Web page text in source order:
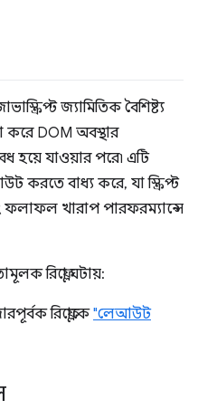
জ্যামিতিক বৈশিষ্ট্য
করে DOM অবস্থার
হয়ে যাওয়ার পরে৷ এটি
করতে বাধ্য করে, যা স্ক্রিপ্ট
ফলাফল খারাপ পারফরম্যান্সে
রিফ্লো ঘটায়:
রিফ্লোকে"লেআউট